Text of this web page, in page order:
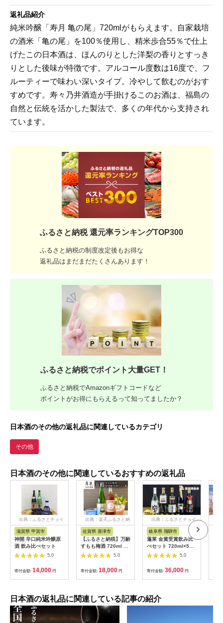
返礼品紹介
純米吟醸「寿月 亀の尾」720mlがもらえます。自家栽培
の酒米「亀の尾」を100％使用し、精米歩合55％で仕上
げたこの日本酒は、ほんのりとした洋梨の香りとすっき
りとした後味が特徴です。アルコール度数は16度で、フ
ルーティーで味わい深いタイプ。冷やして飲むのがおす
すめです。寿々乃井酒造が手掛けるこのお酒は、福島の
自然と伝統を活かした製法で、多くの年代から支持され
ています。
ふるさと納税 還元率ランキングTOP300
ふるさと納税の制度改定後もお得な
返礼品はまだまだたくさんあります！
ふるさと納税でポイント大量GET！
ふるさと納税でAmazonギフトコードなど
ポイントがお得にもらえるって知ってましたか？
日本酒のその他の返礼品に関連しているカテゴリ
その他
日本酒のその他に関連しているおすすめの返礼品
出典：ふるさとチョイ
ス
滋賀県 甲賀市
神開 辛口純米吟醸原
酒 飲み比べセット
5.0
寄付金額: 14,000 円
出典：楽天ふるさと納
税
佐賀県 唐津市
【ふるさと納税】万齢
すもも梅酒 720ml 1
本 特別純米酒ニャン
齢720ml 1本 唐津産
すもも使用果肉入り
無添加 女性に人気 猫
好き セット 「2026年
5.0
寄付金額: 18,000 円
出典：ふるさとチョイ
岐阜県 飛騨市
蓬莱 金賞受賞飲み比
べセット 720ml×5本
日本酒 渡辺酒造店 福
袋 日本酒720ml
5.0
寄付金額: 36,000 円
日本酒の返礼品に関連している記事の紹介